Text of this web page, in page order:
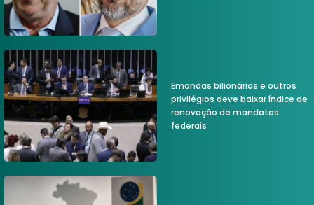
Emandas bilionárias e outros
privilégios deve baixar índice de
renovação de mandatos
federais